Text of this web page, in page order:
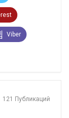
Viber
121 Публикаций